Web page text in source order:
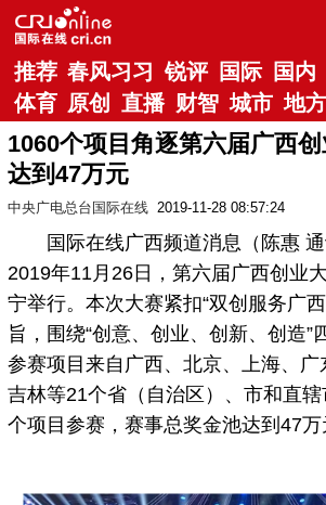
推荐 春风习习 锐评 国际 国内
体育 原创 直播 财智 城市 地方
1060个项目角逐第六届广西
达到47万元
中央广电总台国际在线 2019-11-28 08:57:24
国际在线广西频道消息（陈惠 通
2019年11月26日，第六届广西创业
宁举行。本次大赛紧扣“双创服务广
旨，围绕“创意、创业、创新、创造”
参赛项目来自广西、北京、上海、广
吉林等21个省（自治区）、市和直
个项目参赛，赛事总奖金池达到47万